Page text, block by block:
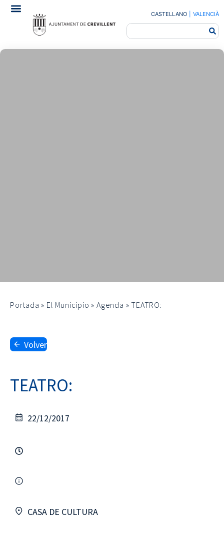
CASTELLANO VALENCIÀ
Portada » El Municipio »Agenda »TEATRO:
Volver
TEATRO:
22/12/2017
CASA DE CULTURA